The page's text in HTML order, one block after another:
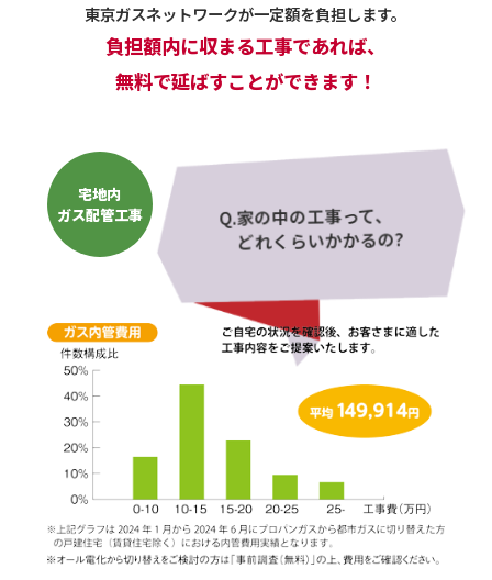
東京ガスネットワークが一定額を負担します。
負担額内に収まる工事であれば、
無料で延ばすことができます！
宅地内
ガス配管工事
Q.家の中の工事って、
どれくらいかかるの?